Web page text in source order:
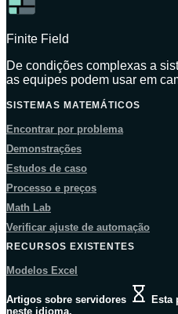
Finite Field
De condições complexas a
as equipes podem usar em
SISTEMAS MATEMÁTICOS
Encontrar por problema
Demonstrações
Estudos de caso
Processo e preços
Math Lab
Verificar ajuste de automação
RECURSOS EXISTENTES
Modelos Excel
Artigos sobre servidores
Esta
neste idioma.